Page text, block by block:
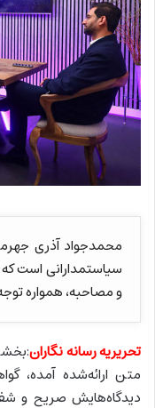
محمدجواد آذری
سیاستمدارانی است
و مصاحبه، همواره
تحریریه رسانه نگاران
متن ارائه‌شده آمده،
دیدگاه‌هایش صریح و